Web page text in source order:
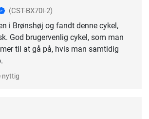
(CST-BX70i-2)
i Brønshøj og fandt denne cykel,
God brugervenlig cykel, som man
til at gå på, hvis man samtidig
nyttig